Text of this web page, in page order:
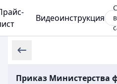
Видеоинструкция
Приказ Министерства